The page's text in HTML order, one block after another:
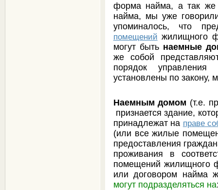
форма найма, а так же
найма, мы уже
упоминалось, что
помещений жилищного
могут быть наемные
же собой
порядок
установлены по закону,
Наемным домом (т.е.
признается здание,
принадлежат на праве
(или все жилые
предоставления
проживания в
помещений жилищного
или договором найма
могут подразделяться на